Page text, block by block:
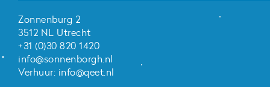
Zonnenburg 2
3512 NL Utrecht
+31 (0)30 820 1420
info@sonnenborgh.nl
Verhuur: info@qeet.nl